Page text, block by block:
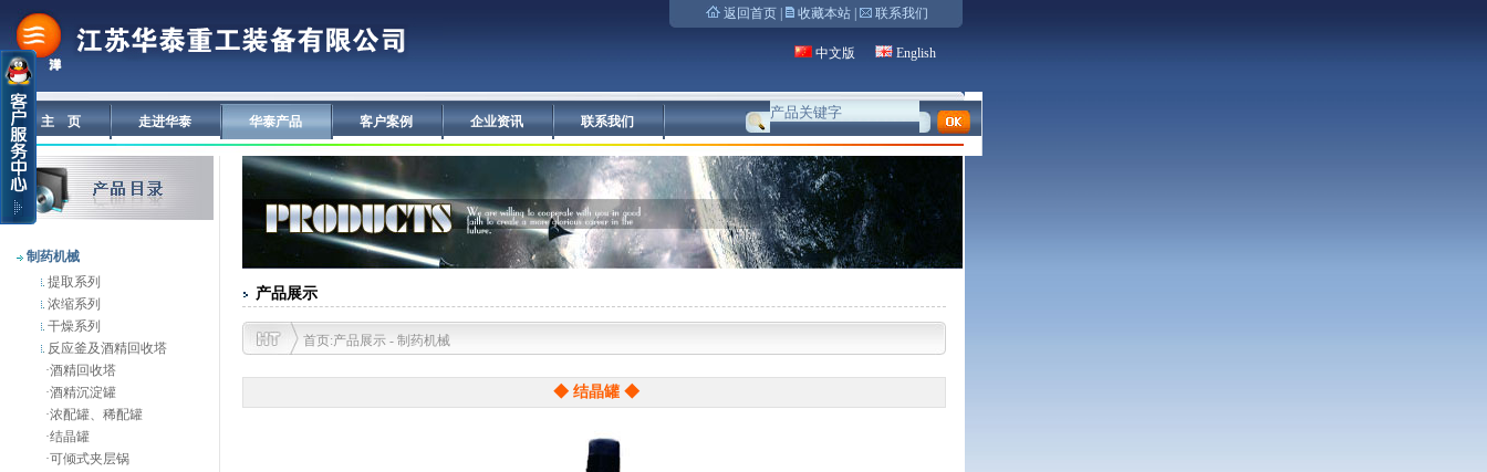
返回首页| 收藏本站| 联系我们
中文版 English
主 页 走进华泰 华泰产品 客户案例 企业资讯 联系我们
制药机械
提取系列
浓缩系列
干燥系列
反应釜及酒精回收塔
·酒精回收塔
·酒精沉淀罐
·浓配罐、稀配罐
·结晶罐
·可倾式夹层锅
产品展示
首页:产品展示 - 制药机械
◆ 结晶罐 ◆